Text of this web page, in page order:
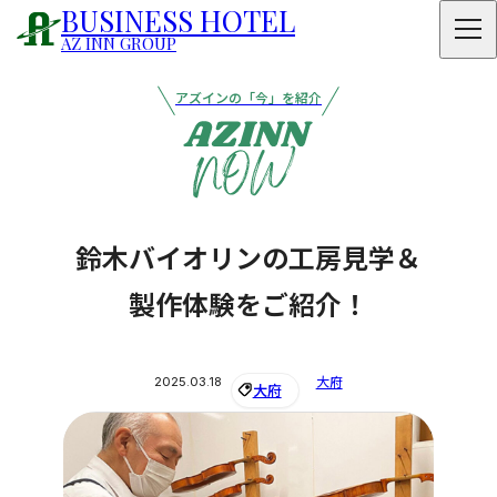
BUSINESS HOTEL
AZ INN GROUP
アズインの「今」を紹介
鈴木バイオリンの工房見学＆
製作体験をご紹介！
2025.03.18 大府 大府